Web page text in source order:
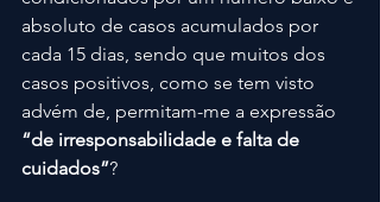
absoluto de casos acumulados por
cada 15 dias, sendo que muitos dos
casos positivos, como se tem visto
advém de, permitam-me a expressão
“de irresponsabilidade e falta de
cuidados”?